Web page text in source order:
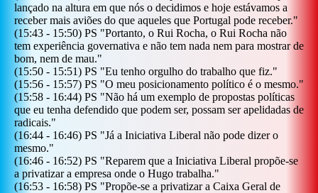
lançado na altura em que nós o decidimos e hoje estávamos a
receber mais aviões do que aqueles que Portugal pode receber."
(15:43 - 15:50) PS "Portanto, o Rui Rocha, o Rui Rocha não
tem experiência governativa e não tem nada nem para mostrar de
bom, nem de mau."
(15:50 - 15:51) PS "Eu tenho orgulho do trabalho que fiz."
(15:56 - 15:57) PS "O meu posicionamento político é o mesmo."
(15:58 - 16:44) PS "Não há um exemplo de propostas políticas
que eu tenha defendido que podem ser, possam ser apelidadas de
radicais."
(16:44 - 16:46) PS "Já a Iniciativa Liberal não pode dizer o
mesmo."
(16:46 - 16:52) PS "Reparem que a Iniciativa Liberal propõe-se
a privatizar a empresa onde o Hugo trabalha."
(16:53 - 16:58) PS "Propõe-se a privatizar a Caixa Geral de